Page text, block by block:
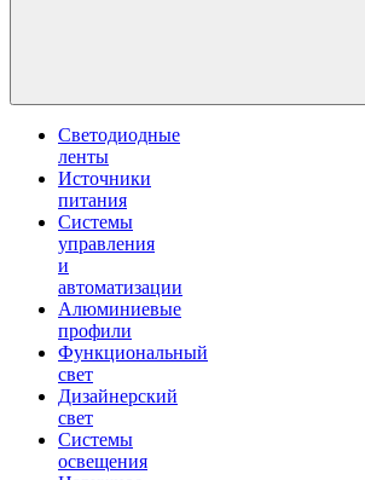
Светодиодные
ленты
Источники
питания
Системы
управления
и
автоматизации
Алюминиевые
профили
Функциональный
свет
Дизайнерский
свет
Системы
освещения